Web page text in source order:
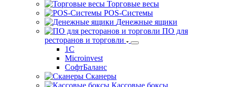
Торговые весы
POS-Системы
Денежные ящики
ПО для
ресторанов и торговли
1С
Microinvest
СофтБаланс
Сканеры
Кассовые боксы